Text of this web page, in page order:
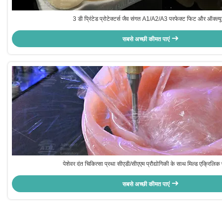
3 डी प्रिंटेड प्रोटेक्टर्स जैव संगत A1/A2/A3 परफेक्ट फिट और
सबसे अच्छी कीमत पाएं
पेशेवर दंत चिकित्सा प्रथा सीएडी/सीएएम प्रौद्योगिकी के साथ मिल्ड एक्रिलिक
सबसे अच्छी कीमत पाएं